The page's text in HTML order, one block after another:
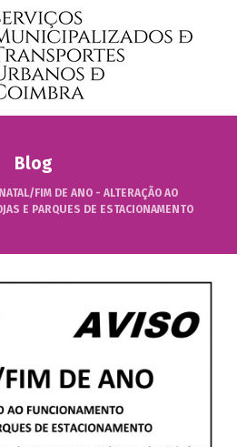
Blog
NATAL/FIM DE ANO - ALTERAÇÃO AO
E PARQUES DE ESTACIONAMENTO